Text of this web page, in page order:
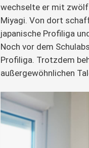
wechselte er mit zwölf
Miyagi. Von dort
japanische Profiliga
Noch vor dem
Profiliga. Trotzdem
außergewöhnlichen